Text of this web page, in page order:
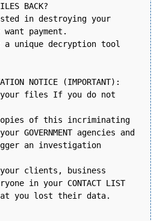
BACK?
in destroying your
payment.
a unique decryption tool
NOTICE (IMPORTANT):
your files If you do not
of this incriminating
GOVERNMENT agencies and
an investigation
clients, business
in your CONTACT LIST
you lost their data.